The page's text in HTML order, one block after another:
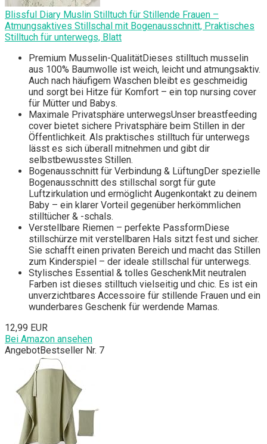
Blissful Diary Muslin Stilltuch für Stillende Frauen –
Atmungsaktives Stillschal mit Bogenausschnitt, Praktisches
Stilltuch für unterwegs, Blatt
Premium Musselin-QualitätDieses stilltuch musselin
aus 100% Baumwolle ist weich, leicht und atmungsaktiv.
Auch nach häufigem Waschen bleibt es geschmeidig
und sorgt bei Hitze für Komfort – ein top nursing cover
für Mütter und Babys.
Maximale Privatsphäre unterwegsUnser breastfeeding
cover bietet sichere Privatsphäre beim Stillen in der
Öffentlichkeit. Als praktisches stilltuch für unterwegs
lässt es sich überall mitnehmen und gibt dir
selbstbewusstes Stillen.
Bogenausschnitt für Verbindung & LüftungDer spezielle
Bogenausschnitt des stillschal sorgt für gute
Luftzirkulation und ermöglicht Augenkontakt zu deinem
Baby – ein klarer Vorteil gegenüber herkömmlichen
stilltücher & -schals.
Verstellbare Riemen – perfekte PassformDiese
stillschürze mit verstellbaren Hals sitzt fest und sicher.
Sie schafft einen privaten Bereich und macht das Stillen
zum Kinderspiel – der ideale stillschal für unterwegs.
Stylisches Essential & tolles GeschenkMit neutralen
Farben ist dieses stilltuch vielseitig und chic. Es ist ein
unverzichtbares Accessoire für stillende Frauen und ein
wunderbares Geschenk für werdende Mamas.
12,99 EUR
Bei Amazon ansehen
AngebotBestseller Nr. 7